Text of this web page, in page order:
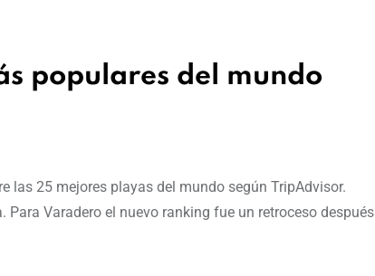
populares del mundo
las 25 mejores playas del mundo según TripAdvisor.
Varadero el nuevo ranking fue un retroceso después